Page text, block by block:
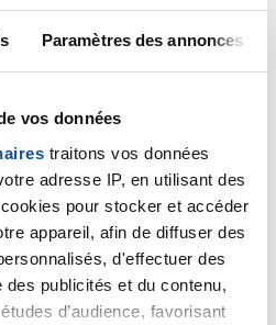
Paramètres des annonces
vos données
traitons vos données
adresse IP, en utilisant des
pour stocker et accéder
appareil, afin de diffuser des
d'effectuer des
publicités et du contenu,
d’audience, favorisant
- 14:15